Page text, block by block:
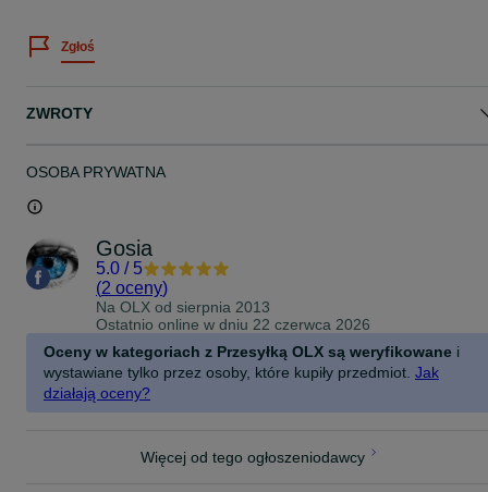
Zgłoś
ZWROTY
OSOBA PRYWATNA
Gosia
5.0 / 5
(2 oceny)
Na OLX od sierpnia 2013
Ostatnio online w dniu 22 czerwca 2026
Oceny w kategoriach z Przesyłką OLX są weryfikowane i
wystawiane tylko przez osoby, które kupiły przedmiot. Jak
działają oceny?
Więcej od tego ogłoszeniodawcy